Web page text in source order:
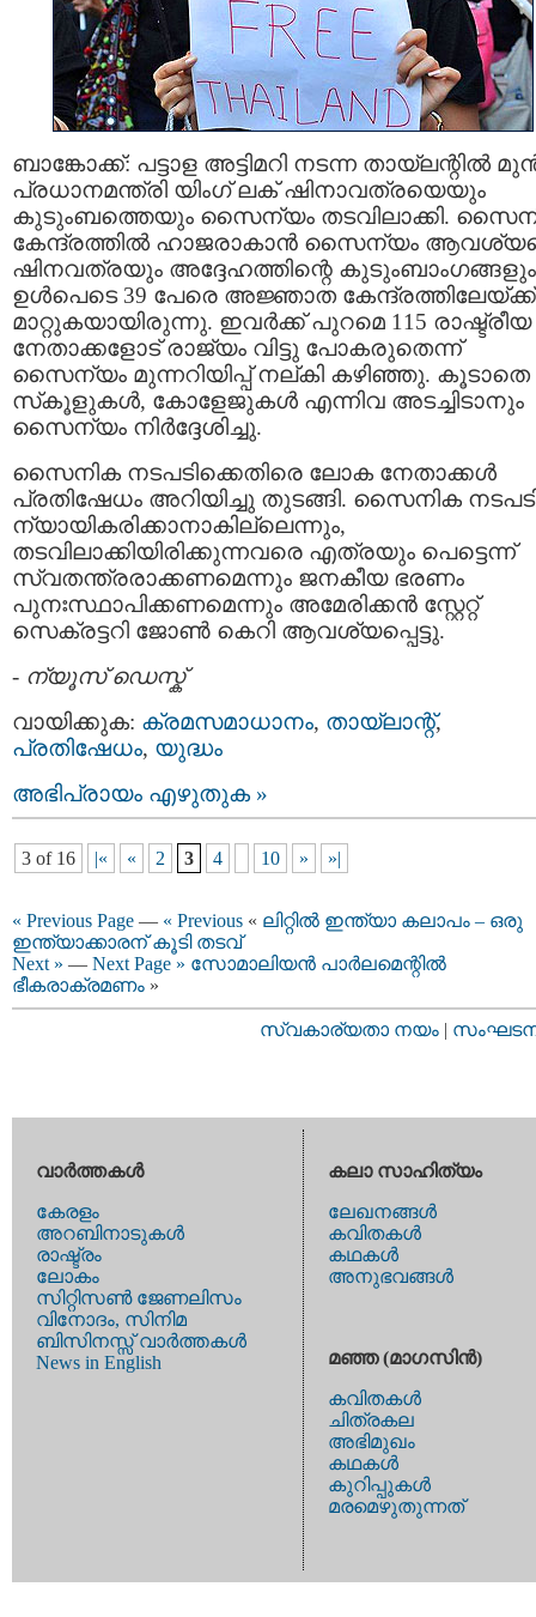
ബാങ്കോക്ക്: പട്ടാള അട്ടിമറി നടന്ന തായ്‌ലന്റില്‍
പ്രധാനമന്ത്രി യിംഗ് ലക് ഷിനാവത്രയെയും
കുടുംബത്തെയും സൈന്യം തടവിലാക്കി.
കേന്ദ്രത്തില്‍ ഹാജരാകാന്‍ സൈന്യം
ഷിനവത്രയും അദ്ദേഹത്തിന്റെ കുടുംബാംഗങ്ങളും
ഉള്‍പെടെ 39 പേരെ അജ്ഞാത കേന്ദ്രത്തിലേയ്ക്ക്
മാറ്റുകയായിരുന്നു. ഇവര്‍ക്ക് പുറമെ 115 രാഷ്ട്രീയ
നേതാക്കളോട് രാജ്യം വിട്ടു പോകരുതെന്ന്
സൈന്യം മുന്നറിയിപ്പ് നല്കി കഴിഞ്ഞു. കൂടാതെ
സ്‌കൂളുകൾ, കോളേജുകള്‍ എന്നിവ അടച്ചിടാനും
സൈന്യം നിര്‍ദ്ദേശിച്ചു.
സൈനിക നടപടിക്കെതിരെ ലോക നേതാക്കള്‍
പ്രതിഷേധം അറിയിച്ചു തുടങ്ങി. സൈനിക
ന്യായികരിക്കാനാകില്ലെന്നും,
തടവിലാക്കിയിരിക്കുന്നവരെ എത്രയും പെട്ടെന്ന്
സ്വതന്ത്രരാക്കണമെന്നും ജനകീയ ഭരണം
പുനഃസ്ഥാപിക്കണമെന്നും അമേരിക്കന്‍ സ്റ്റേറ്റ്
സെക്രട്ടറി ജോണ്‍ കെറി ആവശ്യപ്പെട്ടു.
- ന്യൂസ് ഡെസ്ക്
വായിക്കുക: ക്രമസമാധാനം, തായ്‌ലാന്റ്,
പ്രതിഷേധം, യുദ്ധം
അഭിപ്രായം എഴുതുക »
3 of 16 |« « 2 3 4 10 » »|
« Previous Page — « Previous « ലിറ്റിൽ ഇന്ത്യാ കലാപം – ഒരു
ഇന്ത്യാക്കാരന് കൂടി തടവ്
Next » — Next Page » സോമാലിയന്‍ പാര്‍ലമെന്റില്‍
ഭീകരാക്രമണം »
സ്വകാര്യതാ നയം |
വാര്‍ത്തകള്‍
കേരളം
അറബിനാടുകള്‍
രാഷ്ട്രം
ലോകം
സിറ്റിസണ്‍ ജേണലിസം
വിനോദം, സിനിമ
ബിസിനസ്സ് വാര്‍ത്തകള്‍
News in English
കലാ സാഹിത്യം
ലേഖനങ്ങള്‍
കവിതകള്‍
കഥകള്‍
അനുഭവങ്ങള്‍
മഞ്ഞ (മാഗസിന്‍)
കവിതകള്‍
ചിത്രകല
അഭിമുഖം
കഥകള്‍
കുറിപ്പുകള്‍
മരമെഴുതുന്നത്